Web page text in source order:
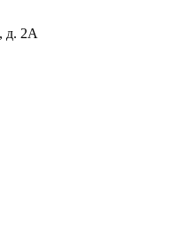
д. 2А